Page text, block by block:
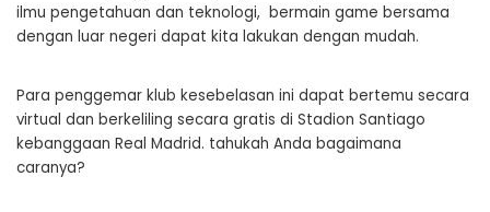
ilmu pengetahuan dan teknologi, bermain game bersama
dengan luar negeri dapat kita lakukan dengan mudah.
Para penggemar klub kesebelasan ini dapat bertemu secara
virtual dan berkeliling secara gratis di Stadion Santiago
kebanggaan Real Madrid. tahukah Anda bagaimana
caranya?